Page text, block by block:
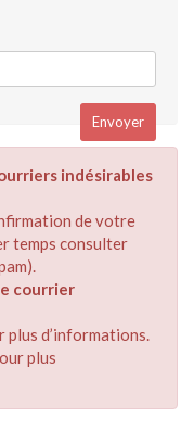
indésirables
de votre
temps consulter
courrier
plus d’informations.
plus